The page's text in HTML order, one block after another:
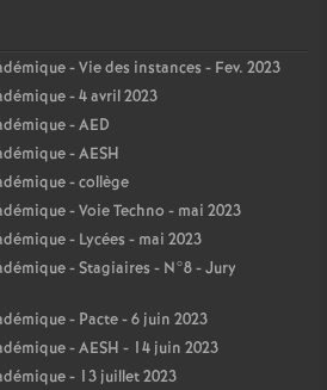
- Vie des instances - Fev. 2023
- 4 avril 2023
- AED
- AESH
- collège
- Voie Techno - mai 2023
- Lycées - mai 2023
- Stagiaires - N°8 - Jury
- Pacte - 6 juin 2023
- AESH - 14 juin 2023
- 13 juillet 2023